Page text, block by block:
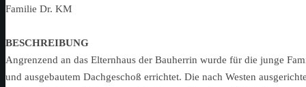
Familie Dr. KM
BESCHREIBUNG
Angrenzend an das Elternhaus der Bauherrin wurde für die junge
und ausgebautem Dachgeschoß errichtet. Die nach Westen